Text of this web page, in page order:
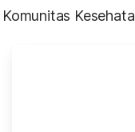
Komunitas